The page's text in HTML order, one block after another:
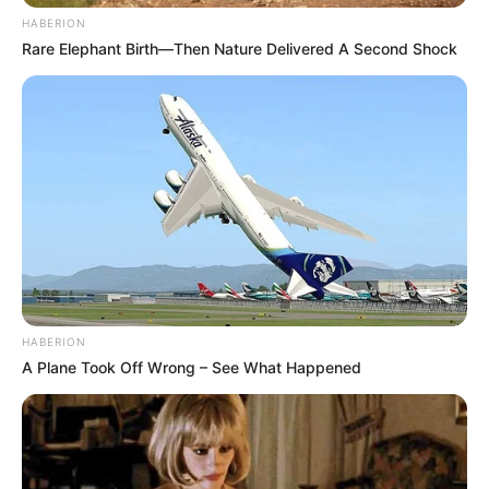
3. Ojek Sepeda
HABERION
Rare Elephant Birth—Then Nature Delivered A Second Shock
HABERION
A Plane Took Off Wrong – See What Happened